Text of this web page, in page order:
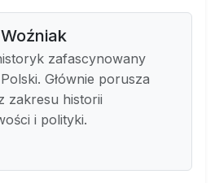
zafascynowany
Głównie porusza
zakresu historii
i polityki.